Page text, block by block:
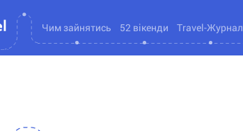
Чим зайнятись 52 вікенди Travel-Журнал